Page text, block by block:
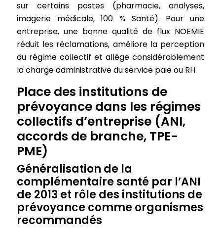
sur certains postes (pharmacie, analyses,
imagerie médicale, 100 % Santé). Pour une
entreprise, une bonne qualité de flux NOEMIE
réduit les réclamations, améliore la perception
du régime collectif et allège considérablement
la charge administrative du service paie ou RH.
Place des institutions de
prévoyance dans les régimes
collectifs d’entreprise (ANI,
accords de branche, TPE-
PME)
Généralisation de la
complémentaire santé par l’ANI
de 2013 et rôle des institutions de
prévoyance comme organismes
recommandés